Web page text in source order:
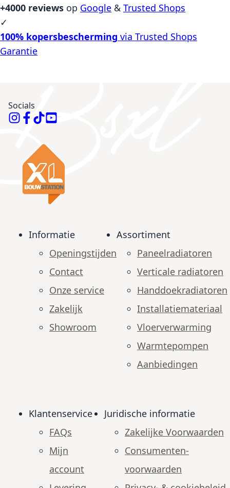
+4000 reviews op Google & Trusted Shops
✓
100% kopersbescherming via Trusted Shops
Garantie
Socials
Informatie
Openingstijden
Contact
Onze service
Zakelijk
Showroom
Assortiment
Paneelradiatoren
Verticale radiatoren
Handdoekradiatoren
Installatiemateriaal
Vloerverwarming
Warmtepompen
Aanbiedingen
Klantenservice
FAQs
Mijn
account
Juridische informatie
Zakelijke Voorwaarden
Consumenten­
voorwaarden